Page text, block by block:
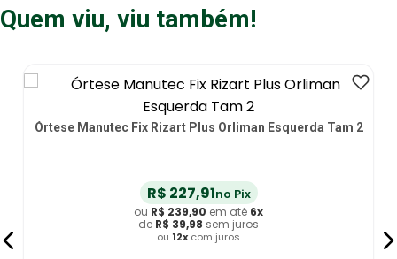
Quem viu, viu também!
Órtese Manutec Fix Rizart Plus Orliman Esquerda Tam 2
R$ 227,91no Pix
ou R$ 239,90 em até 6x
de R$ 39,98 sem juros
ou 12x com juros